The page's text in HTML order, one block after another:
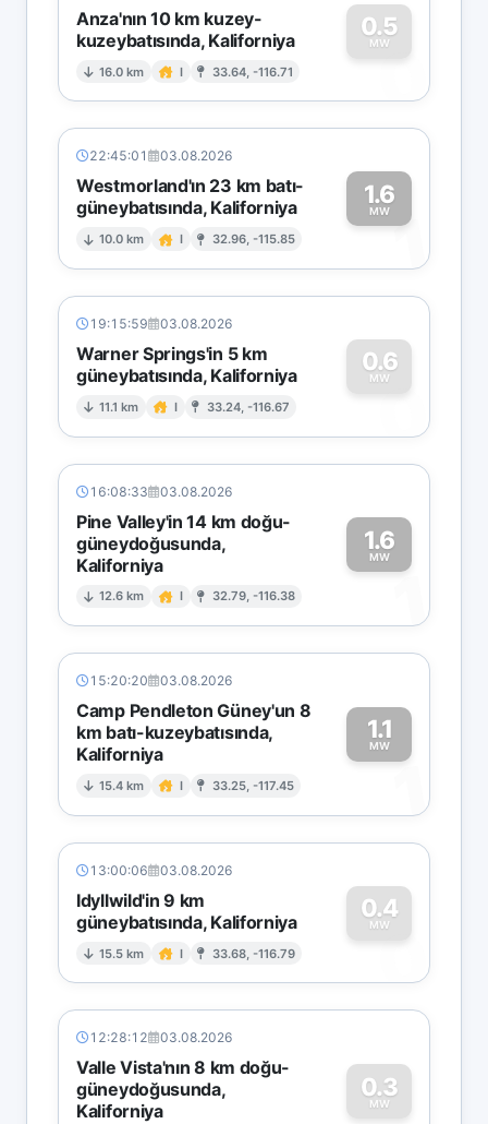
Anza'nın 10 km kuzey-
kuzeybatısında, Kaliforniya
16.0 km I 33.64, -116.71
0.5
MW
0
22:45:01 03.08.2026
Westmorland'ın 23 km batı-
güneybatısında, Kaliforniya
10.0 km I 32.96, -115.85
1.6
MW1
19:15:59 03.08.2026
Warner Springs'in 5 km
güneybatısında, Kaliforniya
11.1 km I 33.24, -116.67
0.6
MW
0
16:08:33 03.08.2026
Pine Valley'in 14 km doğu-
güneydoğusunda,
Kaliforniya
12.6 km I 32.79, -116.38
1.6
MW
1
15:20:20 03.08.2026
Camp Pendleton Güney'un 8
km batı-kuzeybatısında,
Kaliforniya
15.4 km I 33.25, -117.45
1.1
MW
1
13:00:06 03.08.2026
Idyllwild'in 9 km
güneybatısında, Kaliforniya
15.5 km I 33.68, -116.79
0.4
MW
0
12:28:12 03.08.2026
Valle Vista'nın 8 km doğu-
güneydoğusunda,
Kaliforniya
0.3
MW